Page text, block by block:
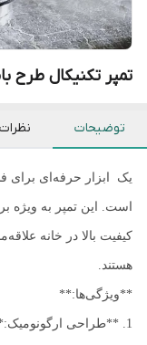
تمپر تکنیکال طرح
توضیحات
است. این تمپر به ویژه
کیفیت بالا در خانه
هستند.
**ویژگی‌ها:**
1. **طراحی ارگونومیک:**